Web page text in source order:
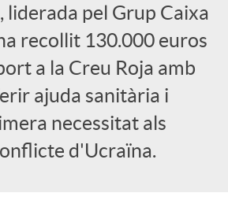
liderada pel Grup Caixa
recollit 130.000 euros
a la Creu Roja amb
ajuda sanitària i
necessitat als
d'Ucraïna.